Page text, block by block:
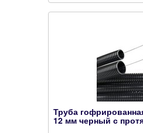
Труба
12 мм черный с